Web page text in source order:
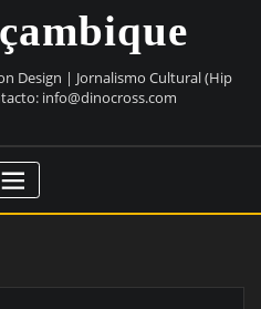
Design | Jornalismo Cultural (Hip
info@dinocross.com